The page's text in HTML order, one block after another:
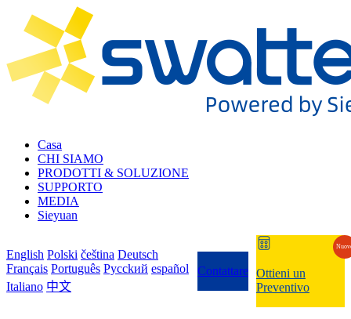
Casa
CHI SIAMO
PRODOTTI & SOLUZIONE
SUPPORTO
MEDIA
Sieyuan
English Polski čeština Deutsch
Français Português Pycckий español
Italiano 中文
Contattare Ottieni un
Preventivo